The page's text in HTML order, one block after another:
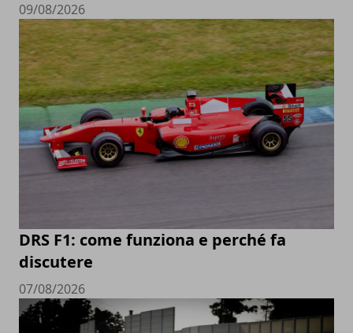
09/08/2026
DRS F1: come funziona e perché fa
discutere
07/08/2026